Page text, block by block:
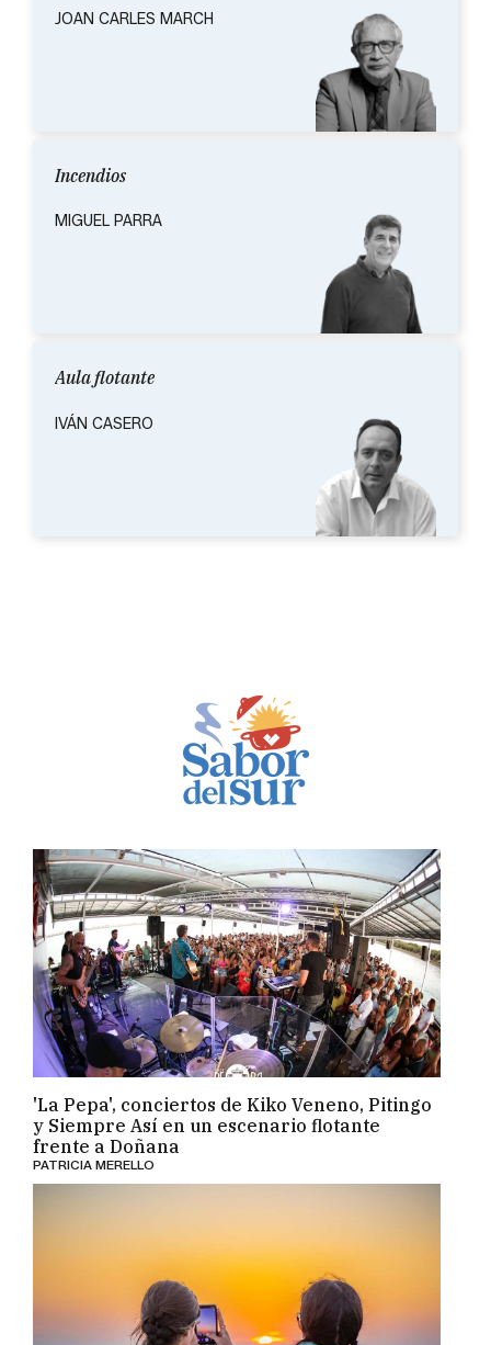
JOAN CARLES MARCH
Incendios
MIGUEL PARRA
Aula flotante
IVÁN CASERO
'La Pepa', conciertos de Kiko Veneno, Pitingo
y Siempre Así en un escenario flotante
frente a Doñana
PATRICIA MERELLO